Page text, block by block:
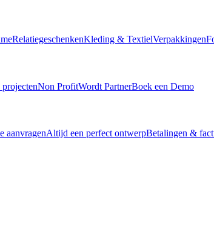
RelatiegeschenkenKleding & TextielVerpakkingen
projectenNon ProfitWordt PartnerBoek een Demo
aanvragenAltijd een perfect ontwerpBetalingen &